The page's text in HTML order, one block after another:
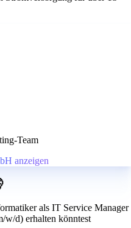
Team
anzeigen
als IT Service Manager
w/d) erhalten könntest